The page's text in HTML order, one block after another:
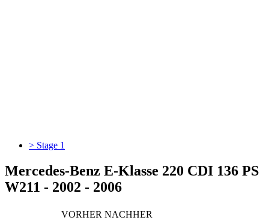
> Stage 1
Mercedes-Benz E-Klasse 220 CDI 136 PS
W211 - 2002 - 2006
VORHER NACHHER